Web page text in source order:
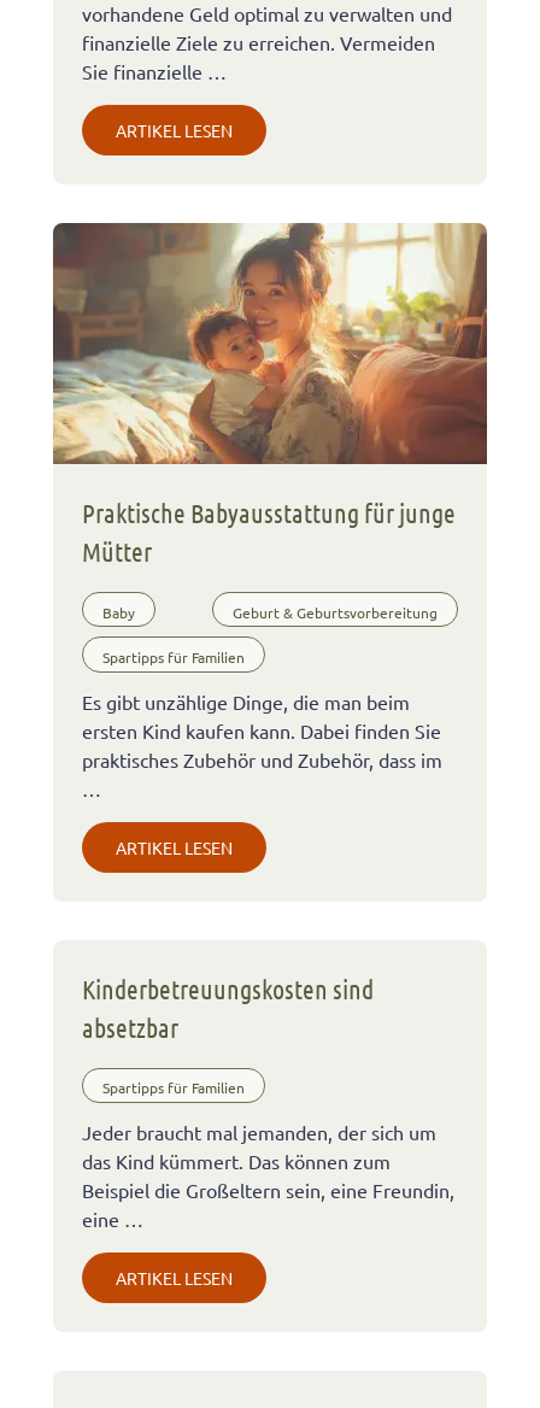
vorhandene Geld optimal zu verwalten und
finanzielle Ziele zu erreichen. Vermeiden
Sie finanzielle …
ARTIKEL LESEN
Praktische Babyausstattung für junge
Mütter
Baby Geburt & Geburtsvorbereitung
Spartipps für Familien
Es gibt unzählige Dinge, die man beim
ersten Kind kaufen kann. Dabei finden Sie
praktisches Zubehör und Zubehör, dass im
ARTIKEL LESEN
Kinderbetreuungskosten sind
absetzbar
Spartipps für Familien
Jeder braucht mal jemanden, der sich um
das Kind kümmert. Das können zum
Beispiel die Großeltern sein, eine Freundin,
eine …
ARTIKEL LESEN